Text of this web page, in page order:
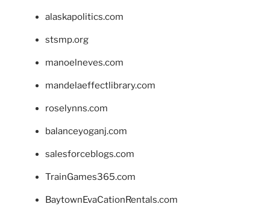
alaskapolitics.com
stsmp.org
manoelneves.com
mandelaeffectlibrary.com
roselynns.com
balanceyoganj.com
salesforceblogs.com
TrainGames365.com
BaytownEvaCationRentals.com